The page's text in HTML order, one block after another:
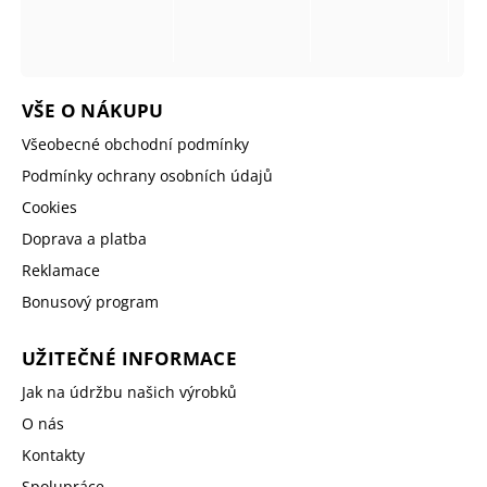
VŠE O NÁKUPU
Všeobecné obchodní podmínky
Podmínky ochrany osobních údajů
Cookies
Doprava a platba
Reklamace
Bonusový program
UŽITEČNÉ INFORMACE
Jak na údržbu našich výrobků
O nás
Kontakty